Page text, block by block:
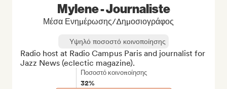
Mylene - Journaliste
Μέσα Ενημέρωσης/Δημοσιογράφος
Υψηλό ποσοστό κοινοποίησης
Radio host at Radio Campus Paris and journalist for
Jazz News (eclectic magazine).
Ποσοστό κοινοποίησης
32%